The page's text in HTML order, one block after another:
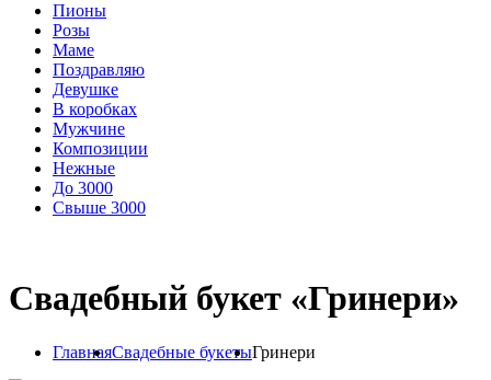
Пионы
Розы
Маме
Поздравляю
Девушке
В коробках
Мужчине
Композиции
Нежные
До 3000
Свыше 3000
Свадебный букет «Гринери»
ГлавнаяСвадебные букетыГринери